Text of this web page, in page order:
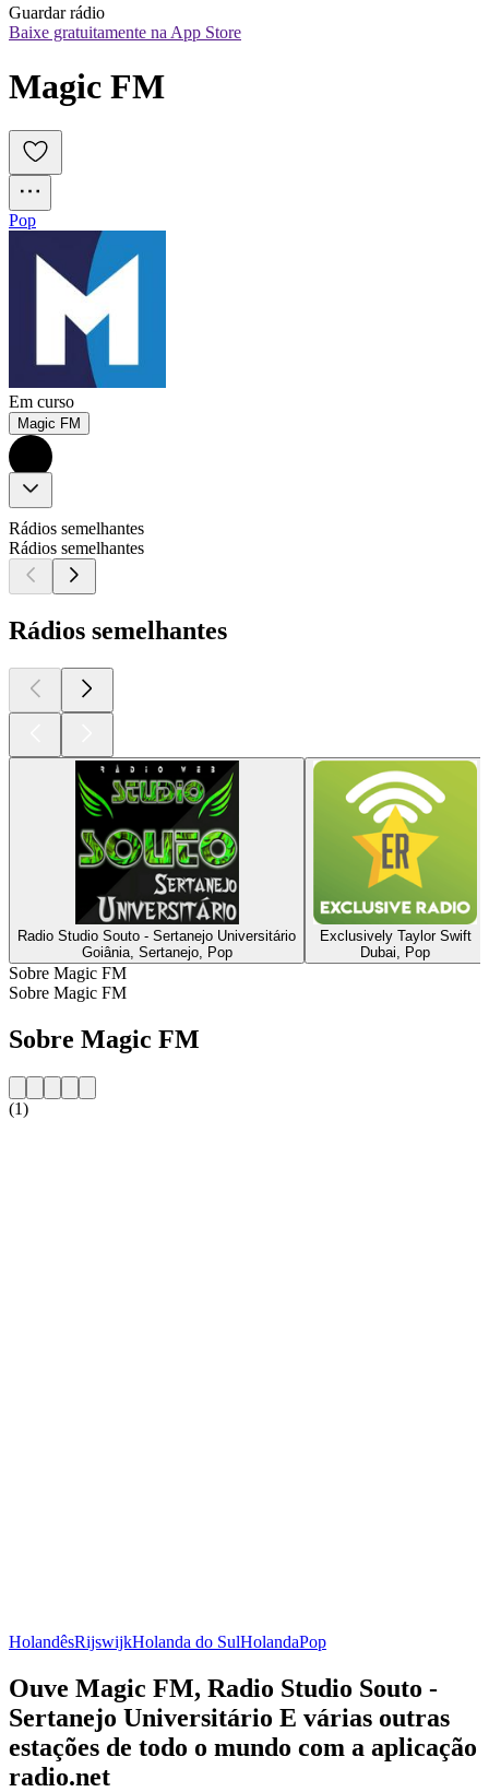
Guardar rádio
Baixe gratuitamente na App Store
Magic FM
Pop
Em curso
Magic FM
Rádios semelhantes
Rádios semelhantes
Rádios semelhantes
Radio Studio Souto - Sertanejo Universitário
Goiânia, Sertanejo, Pop
Exclusively Taylor Swift
Dubai, Pop
Sobre Magic FM
Sobre Magic FM
Sobre Magic FM
(1)
HolandêsRijswijkHolanda do SulHolandaPop
Ouve Magic FM, Radio Studio Souto -
Sertanejo Universitário E várias outras
estações de todo o mundo com a aplicação
radio.net